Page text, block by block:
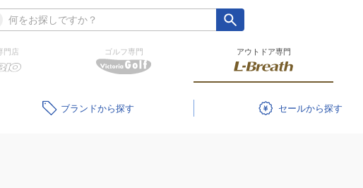
門店 ゴルフ専門 アウトドア専門
ブランド セール